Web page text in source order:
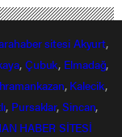
sitesi Akyurt,
, Çubuk, Elmadağ,
, Kalecik,
, Pursaklar,Sincan,
HABER SİTESİ